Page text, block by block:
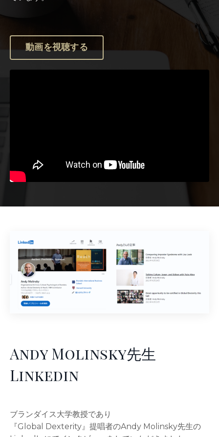
動画を視聴する
Andy Molinsky先生
Linkedin
ブランダイス大学教授であり
『Global Dexterity』提唱者のAndy Molinsky先生の